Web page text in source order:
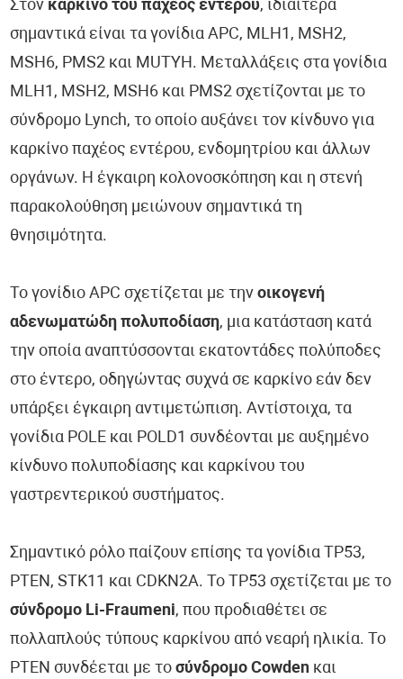
Ανακοινώσεις Εργαστηρίου
Στον καρκίνο του παχέος εντέρου, ιδιαίτερα
σημαντικά είναι τα γονίδια APC, MLH1, MSH2,
MSH6, PMS2 και MUTYH. Μεταλλάξεις στα γονίδια
MLH1, MSH2, MSH6 και PMS2 σχετίζονται με το
σύνδρομο Lynch, το οποίο αυξάνει τον κίνδυνο για
καρκίνο παχέος εντέρου, ενδομητρίου και άλλων
οργάνων. Η έγκαιρη κολονοσκόπηση και η στενή
παρακολούθηση μειώνουν σημαντικά τη
θνησιμότητα.
Το γονίδιο APC σχετίζεται με τηνοικογενή
αδενωματώδη πολυποδίαση, μια κατάσταση κατά
την οποία αναπτύσσονται εκατοντάδες πολύποδες
στο έντερο, οδηγώντας συχνά σε καρκίνο εάν δεν
υπάρξει έγκαιρη αντιμετώπιση. Αντίστοιχα, τα
γονίδια POLE και POLD1 συνδέονται με αυξημένο
κίνδυνο πολυποδίασης και καρκίνου του
γαστρεντερικού συστήματος.
Σημαντικό ρόλο παίζουν επίσης τα γονίδια TP53,
PTEN, STK11 και CDKN2A. Το TP53 σχετίζεται με το
σύνδρομο Li-Fraumeni, που προδιαθέτει σε
πολλαπλούς τύπους καρκίνου από νεαρή ηλικία. Το
PTEN συνδέεται με τοσύνδρομο Cowden και